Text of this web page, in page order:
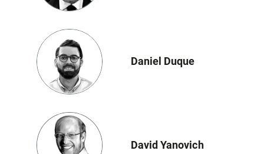
Daniel Duque
David Yanovich